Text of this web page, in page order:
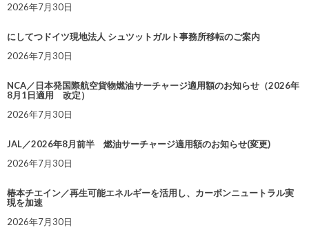
2026年7月30日
にしてつドイツ現地法人 シュツットガルト事務所移転のご案内
2026年7月30日
NCA／日本発国際航空貨物燃油サーチャージ適用額のお知らせ（2026年
8月1日適用 改定）
2026年7月30日
JAL／2026年8月前半 燃油サーチャージ適用額のお知らせ(変更)
2026年7月30日
椿本チエイン／再生可能エネルギーを活用し、カーボンニュートラル実
現を加速
2026年7月30日